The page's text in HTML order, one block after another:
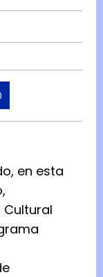
en esta